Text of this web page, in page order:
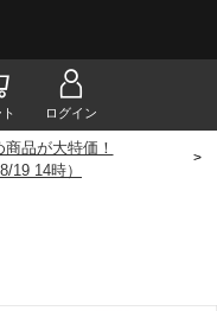
品が大特価！
19 14時）
>